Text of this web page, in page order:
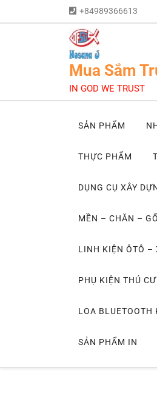
+84989366613
Mua Sắm
IN GOD WE TRUST
SẢN PHẨM
THỰC PHẨM
DỤNG CỤ XÂY
MỀN – CHĂN –
LINH KIỆN ÔTÔ –
PHỤ KIỆN THÚ
LOA BLUETOOTH
SẢN PHẨM IN